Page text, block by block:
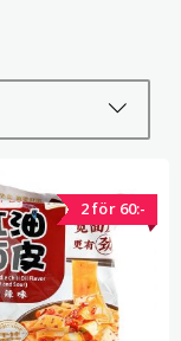
2 för 60:-